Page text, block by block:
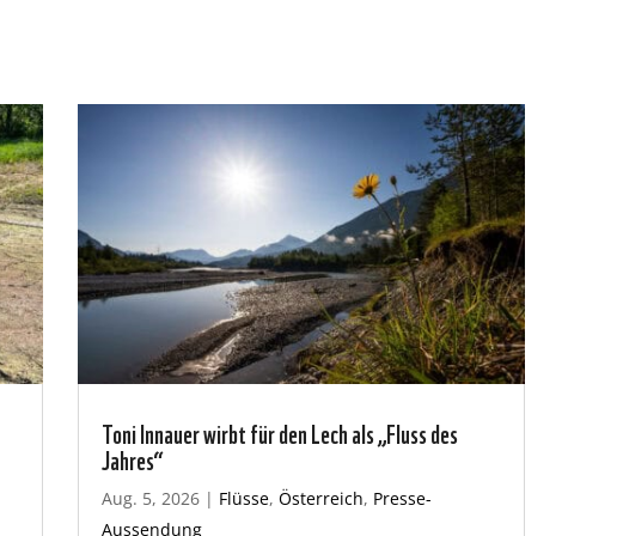
Toni Innauer wirbt für den Lech als „Fluss des
Jahres“
Aug. 5, 2026| Flüsse, Österreich, Presse-
Aussendung